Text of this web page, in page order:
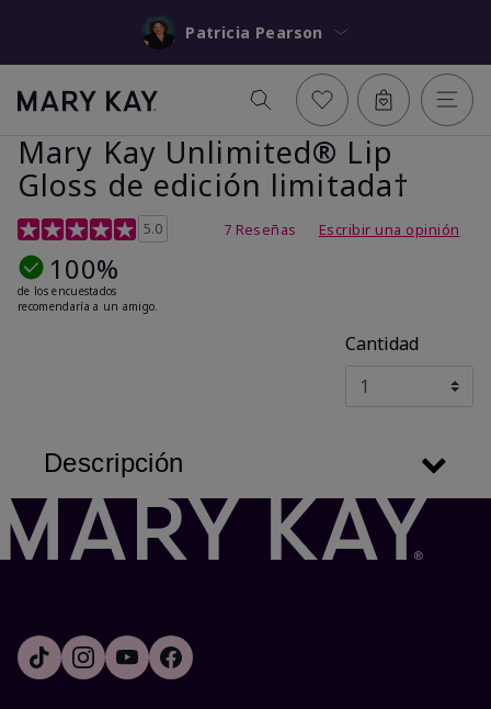
Patricia Pearson
Mary Kay Unlimited® Lip
Gloss de edición limitada†
Calificación de clientes de 5 de 5
5.0 7 Reseñas Escribir una opinión
100%
de los encuestados
recomendaría a un amigo.
Cantidad
Descripción